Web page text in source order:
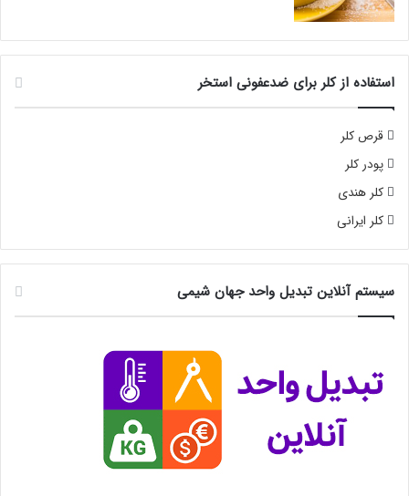
استفاده از کلر برای ضدعفونی استخر
قرص کلر
پودر کلر
کلر هندی
کلر ایرانی
سیستم آنلاین تبدیل واحد جهان شیمی